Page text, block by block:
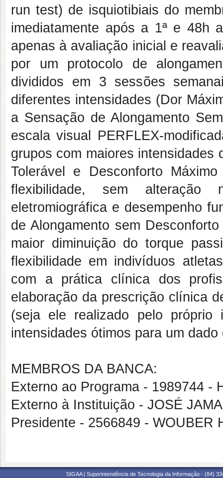
run test) de isquiotibiais do
imediatamente após a 1ª e 48h
apenas à avaliação inicial e
por um protocolo de
divididos em 3 sessões
diferentes intensidades (Dor
a Sensação de Alongamento
escala visual PERFLEX-
grupos com maiores intensidades
Tolerável e Desconforto
flexibilidade, sem alteração
eletromiográfica e desempenho
de Alongamento sem
maior diminuição do torque
flexibilidade em indivíduos
com a prática clínica dos
elaboração da prescrição clínica
(seja ele realizado pelo próprio
intensidades ótimos para um dado
MEMBROS DA BANCA:
Externo ao Programa - 1989744 -
Externo à Instituição - JOSÉ
Presidente - 2566849 - WOUBER
SIGAA | Superintendência de Tecnologia da Informação - (84)